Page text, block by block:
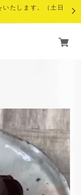
たします。（土日